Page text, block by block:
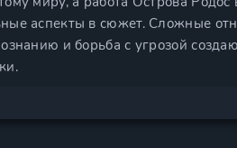
аспекты в сюжет. Сложные
и борьба с угрозой